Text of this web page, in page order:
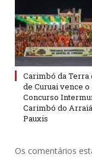
Carimbó da Terra
de Curuai vence o
Concurso
Carimbó do
Pauxis
Os comentários